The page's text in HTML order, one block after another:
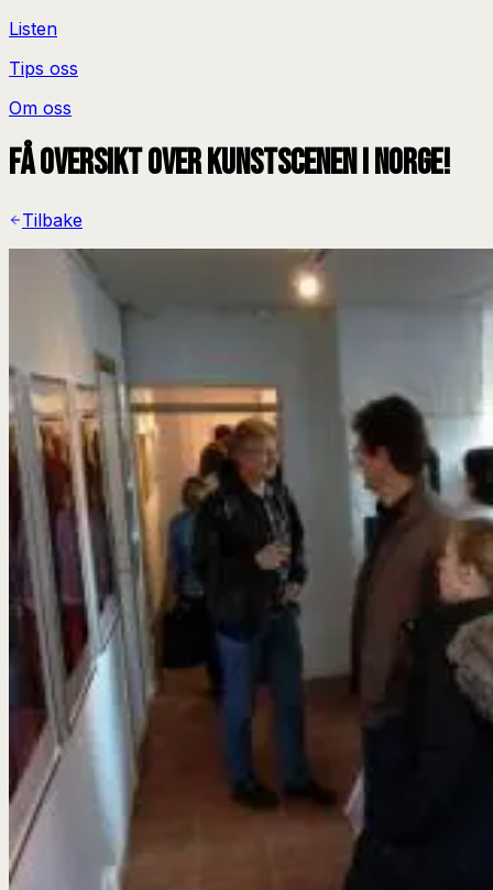
Listen
Tips oss
Om oss
Få oversikt over kunstscenen i Norge!
Tilbake